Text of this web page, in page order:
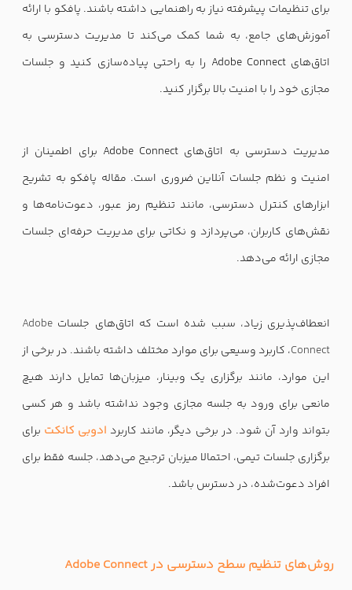
برای تنظیمات پیشرفته نیاز به راهنمایی داشته باشند. پافکو با ارائه
آموزش‌های جامع، به شما کمک می‌کند تا مدیریت دسترسی به
اتاق‌های Adobe Connect را به راحتی پیاده‌سازی کنید و جلسات
مجازی خود را با امنیت بالا برگزار کنید.
مدیریت دسترسی به اتاق‌های Adobe Connect برای اطمینان از
امنیت و نظم جلسات آنلاین ضروری است. مقاله پافکو به تشریح
ابزارهای کنترل دسترسی، مانند تنظیم رمز عبور، دعوت‌نامه‌ها و
نقش‌های کاربران، می‌پردازد و نکاتی برای مدیریت حرفه‌ای جلسات
مجازی ارائه می‌دهد.
انعطاف‌پذیری زیاد، سبب شده است که اتاق‌های جلسات Adobe
Connect، کاربرد وسیعی برای موارد مختلف داشته باشند. در برخی از
این موارد، مانند برگزاری یک وبینار، میزبان‌ها تمایل دارند هیچ
مانعی برای ورود به جلسه مجازی وجود نداشته باشد و هر کسی
بتواند وارد آن شود. در برخی دیگر، مانند کاربرد ادوبی کانکت برای
برگزاری جلسات تیمی، احتمالا میزبان ترجیح می‌دهد، جلسه فقط برای
افراد دعوت‌شده، در دسترس باشد.
روش‌های تنظیم سطح دسترسی در Adobe Connect